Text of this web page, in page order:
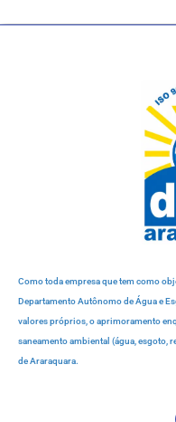
Como toda empresa que tem como
Departamento Autônomo de Água e
valores próprios, o aprimoramento
saneamento ambiental (água,
de Araraquara.